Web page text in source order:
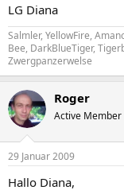
LG Diana
Salmler, YellowFire,
Bee, DarkBlueTiger,
Zwergpanzerwelse
Roger
Active Member
29 Januar 2009
Hallo Diana,